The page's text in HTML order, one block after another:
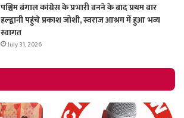
पश्चिम बंगाल कांग्रेस के प्रभारी बनने के बाद प्रथम बार
हल्द्वानी पहुंचे प्रकाश जोशी, स्वराज आश्रम में हुआ भव्य
स्वागत
July 31, 2026